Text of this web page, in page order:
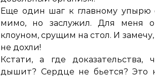
Еще один шаг к главному упырю
мимо, но заслужил. Для меня
клоуном, срущим на стол. И
не дохли!
Кстати, а где
дышит? Сердце не бьется? Это